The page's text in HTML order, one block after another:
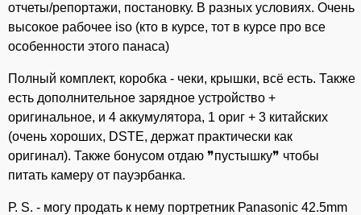
отчеты/репортажи, постановку. В разных условиях. Очень
высокое рабочее isо (кто в курсе, тот в курсе про все
особенности этого панаса)
Полный комплект, коробка - чеки, крышки, всё есть. Также
есть дополнительное зарядное устройство +
оригинальное, и 4 аккумулятора, 1 ориг + 3 китайских
(очень хороших, DSТЕ, держат практически как
оригинал). Также бонусом отдаю ❞пустышку❞ чтобы
питать камеру от пауэрбанка.
Р. S. - могу продать к нему портретник Раnаsоniс 42.5mm